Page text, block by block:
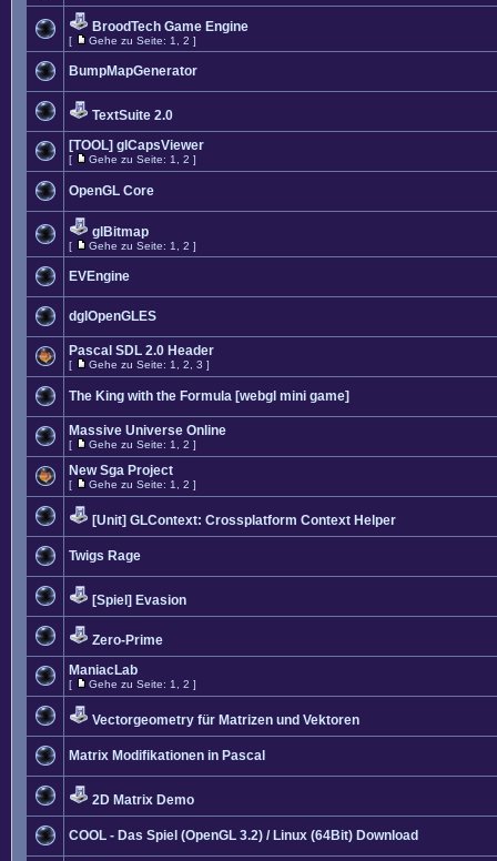
BroodTech Game Engine
[ Gehe zu Seite: 1 2 ]
BumpMapGenerator
TextSuite 2.0
[TOOL] glCapsViewer
[ Gehe zu Seite: 1 2 ]
OpenGL Core
glBitmap
[ Gehe zu Seite: 1 2 ]
EVEngine
dglOpenGLES
Pascal SDL 2.0 Header
[ Gehe zu Seite: 1 2 3 ]
The King with the Formula [webgl mini game]
Massive Universe Online
[ Gehe zu Seite: 1 2 ]
New Sga Project
[ Gehe zu Seite: 1 2 ]
[Unit] GLContext: Crossplatform Context Helper
Twigs Rage
[Spiel] Evasion
Zero-Prime
ManiacLab
[ Gehe zu Seite: 1 2 ]
Vectorgeometry für Matrizen und Vektoren
Matrix Modifikationen in Pascal
2D Matrix Demo
COOL - Das Spiel (OpenGL 3.2) / Linux (64Bit) Download